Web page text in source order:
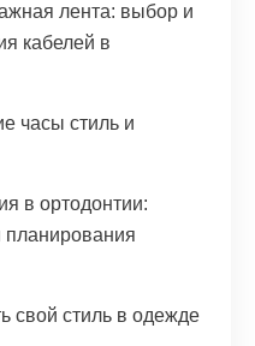
лента: выбор и
кабелей в
часы стиль и
в ортодонтии:
планирования
свой стиль в одежде